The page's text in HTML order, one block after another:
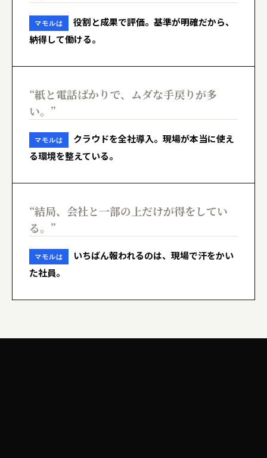
マモルは
役割と成果で評価。基準が明確だから、
納得して働ける。
“紙と電話ばかりで、ムダな手戻りが多
い。”
マモルは
クラウドを全社導入。現場が本当に使え
る環境を整えている。
“結局、会社と一部の上だけが得をしてい
る。”
マモルは
いちばん報われるのは、現場で汗をかい
た社員。